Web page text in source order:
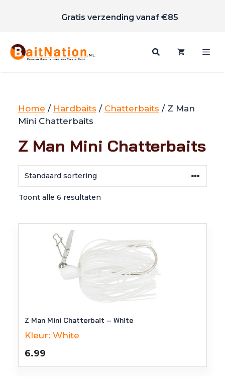
inhoud
Gratis verzending vanaf €85
Home / Hardbaits / Chatterbaits / Z Man
Mini Chatterbaits
Z Man Mini Chatterbaits
Toont alle 6 resultaten
Z Man Mini Chatterbait – White
Kleur: White
6.99